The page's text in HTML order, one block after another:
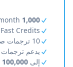
1,000
Fast Credits
10 ترجمات صورة إلى صورة/اليوم
يدعم ترجمات PDF الممسوحة ضوئيا
إلى 100,000